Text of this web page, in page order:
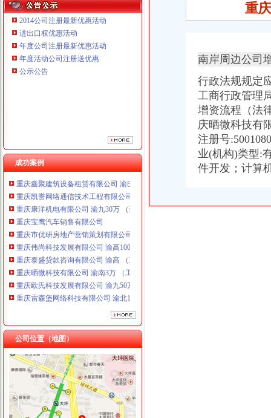
2014公司注册最新优惠活动
进出口权优惠活动
年度公司注册最新优惠活动
年度活动公司注册送优惠
公示公告
成功案例
重庆宝鹰汽车销售有限公司
重庆欧氏科技发展有限公司 渝九50万 （进出口权）
重庆雷森堡网络科技有限公司 渝北10万 （工商注册）
重庆斯苔登托生物科技有限公司 渝南10万 （工商注册）
重庆鑫聚建筑设备租赁有限公司 渝巴3万 （工商注册）
重庆凯誉网络通信技术工程有限公司 渝中300万 （工商变更）
重庆康洋机电有限公司 渝九30万 （进出口权）
重庆宝鹰汽车销售有限公司
重庆市优研房地产营销策划有限公司
重庆伟尚科技发展有限公司 渝高100万 （工商注册）
重庆泰盛贷款咨询有限公司 渝高 （工商注册）
重庆晒微科技有限公司 渝南3万 （工商注册）
重庆欧氏科技发展有限公司 渝九50万 （进出口权）
重庆雷森堡网络科技有限公司 渝北10万 （工商注册）
重庆斯苔登托生物科技有限公司 渝南10万 （工商注册）
重庆鑫聚建筑设备租赁有限公司 渝巴3万 （工商注册）
重庆凯誉网络通信技术工程有限公司 渝中300万 （工商变更）
重庆康洋机电有限公司 渝九30万 （进出口权）
公司位置（地图）
黄桷垭
重
南岸周边公司
行政法规规定
工商行政管理
增资流程（法
庆晒微科技有
注册号
业(机构)类型:
件开发；计算